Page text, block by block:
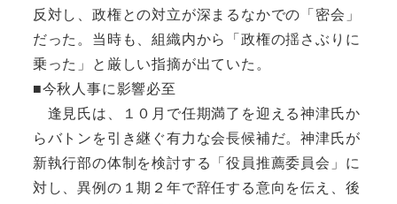
反対し、政権との対立が深まるなかでの「密会」
だった。当時も、組織内から「政権の揺さぶりに
乗った」と厳しい指摘が出ていた。
■今秋人事に影響必至
逢見氏は、１０月で任期満了を迎える神津氏か
らバトンを引き継ぐ有力な会長候補だ。神津氏が
新執行部の体制を検討する「役員推薦委員会」に
対し、異例の１期２年で辞任する意向を伝え、後